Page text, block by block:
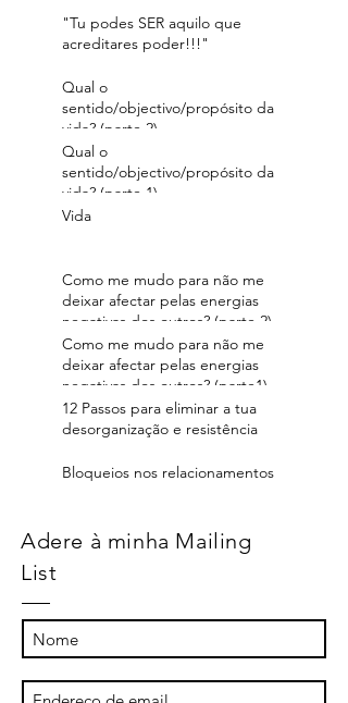
"Tu podes SER aquilo que
acreditares poder!!!"
Qual o
sentido/objectivo/propósito da
vida? (parte 2)
Qual o
sentido/objectivo/propósito da
vida? (parte 1)
Vida
Como me mudo para não me
deixar afectar pelas energias
negativas dos outros? (parte 2)
Como me mudo para não me
deixar afectar pelas energias
negativas dos outros? (parte1)
12 Passos para eliminar a tua
desorganização e resistência
Bloqueios nos relacionamentos
Adere à minha Mailing
List